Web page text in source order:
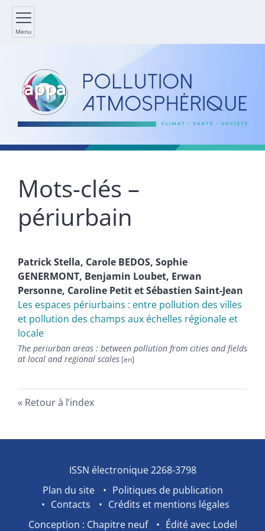
Menu
Mots-clés –
périurbain
PatrickStella, Carole BEDOS, Sophie
GENERMONT, Benjamin Loubet, Erwan
Personne, Caroline PetitetSébastien Saint-Jean
Les espaces périurbains : entre pollution des villes
et pollution des champs aux échelles régionale et
locale
The periurban areas : between pollution from cities and fields
at local and regional scales
Retour à l’index
ISSN électronique 2268-3798
Plan du site
Politiques de publication
Contacts
Crédits et mentions légales
Conception : Chapitre neuf
Édité avec Lodel